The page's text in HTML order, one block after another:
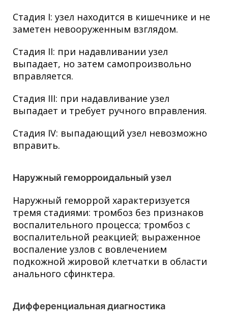
Стадия I: узел находится в кишечнике и не
заметен невооруженным взглядом.
Стадия II: при надавливании узел
выпадает, но затем самопроизвольно
вправляется.
Стадия III: при надавливание узел
выпадает и требует ручного вправления.
Стадия IV: выпадающий узел невозможно
вправить.
Наружный геморроидальный узел
Наружный геморрой характеризуется
тремя стадиями: тромбоз без признаков
воспалительного процесса; тромбоз с
воспалительной реакцией; выраженное
воспаление узлов с вовлечением
подкожной жировой клетчатки в области
анального сфинктера.
Дифференциальная диагностика